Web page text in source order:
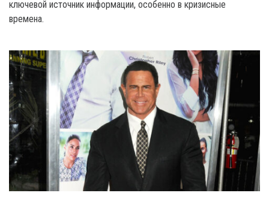
ключевой источник информации, особенно в кризисные
времена.